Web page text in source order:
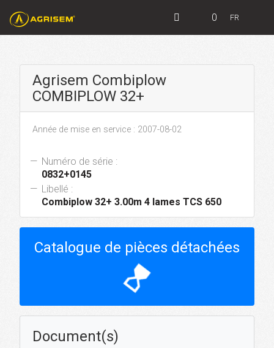
0 FR
Agrisem Combiplow
COMBIPLOW 32+
Année de mise en service : 2007-08-02
Numéro de série :
0832+0145
Libellé :
Combiplow 32+ 3.00m 4 lames TCS 650
Catalogue de pièces détachées
hourglass_top
Document(s)